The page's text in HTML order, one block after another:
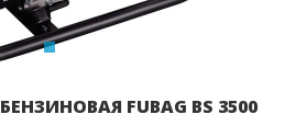
FUBAG BS 3500